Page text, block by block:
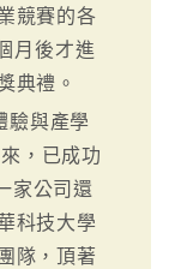
競賽的各
月後才進
典禮。
驗與產學
，已成功
家公司還
科技大學
隊，頂著